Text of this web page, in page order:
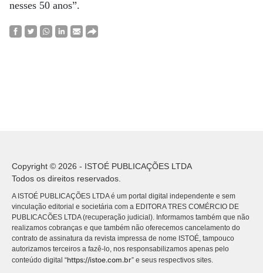
nesses 50 anos”.
Copyright © 2026 - ISTOÉ PUBLICAÇÕES LTDA
Todos os direitos reservados.
A ISTOÉ PUBLICAÇÕES LTDA é um portal digital independente e sem
vinculação editorial e societária com a EDITORA TRES COMÉRCIO DE
PUBLICACÕES LTDA (recuperação judicial). Informamos também que não
realizamos cobranças e que também não oferecemos cancelamento do
contrato de assinatura da revista impressa de nome ISTOÉ, tampouco
autorizamos terceiros a fazê-lo, nos responsabilizamos apenas pelo
conteúdo digital “https://istoe.com.br” e seus respectivos sites.